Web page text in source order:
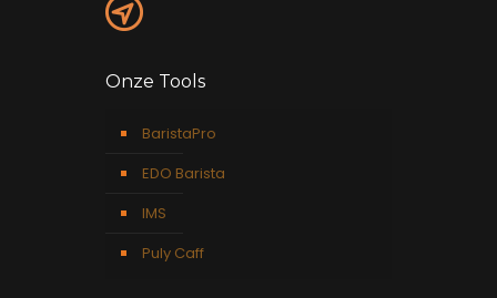
Onze Tools
BaristaPro
EDO Barista
IMS
Puly Caff